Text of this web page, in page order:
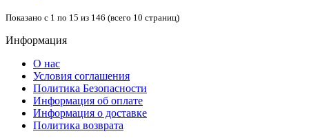
Показано с 1 по 15 из 146 (всего 10 страниц)
Информация
О нас
Условия соглашения
Политика Безопасности
Информация об оплате
Информация о доставке
Политика возврата